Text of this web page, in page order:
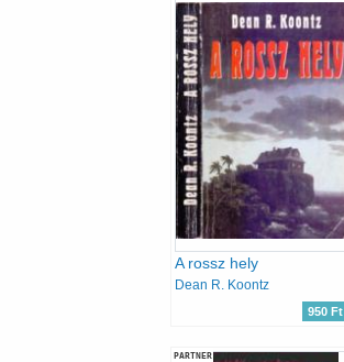
A rossz hely
Dean R. Koontz
950 Ft
PARTNER